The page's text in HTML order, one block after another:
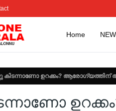
Home
കിടന്നാണോ ഉറക്കം?